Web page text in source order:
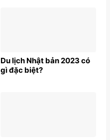
Du lịch Nhật bản 2023 có
gì đặc biệt?